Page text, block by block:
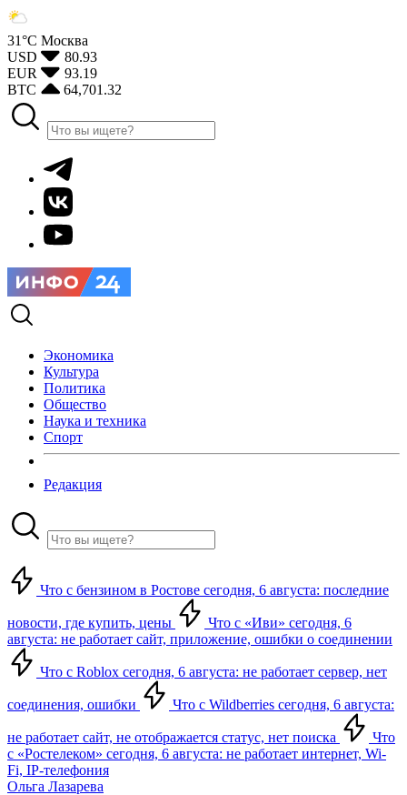
31°С Москва
USD
80.93
EUR
93.19
BTC
64,701.32
Экономика
Культура
Политика
Общество
Наука и техника
Спорт
Редакция
Что с бензином в Ростове сегодня, 6 августа: последние
новости, где купить, цены
Что с «Иви» сегодня, 6
августа: не работает сайт, приложение, ошибки о соединении
Что с Roblox сегодня, 6 августа: не работает сервер, нет
соединения, ошибки Что с Wildberries сегодня, 6 августа:
не работает сайт, не отображается статус, нет поиска
Что
с «Ростелеком» сегодня, 6 августа: не работает интернет, Wi-
Fi, IP-телефония
Ольга Лазарева